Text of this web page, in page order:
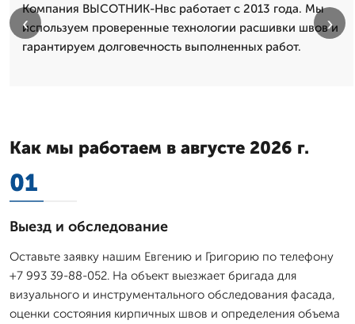
Компания ВЫСОТНИК-Нвс работает с 2013 года. Мы
используем проверенные технологии расшивки швов и
гарантируем долговечность выполненных работ.
‹ ›
Как мы работаем в августе 2026 г.
01
Выезд и обследование
Оставьте заявку нашим Евгению и Григорию по телефону
+7 993 39-88-052. На объект выезжает бригада для
визуального и инструментального обследования фасада,
оценки состояния кирпичных швов и определения объема